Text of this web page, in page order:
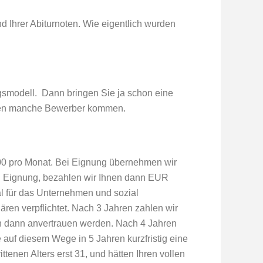
Ihrer Abiturnoten. Wie eigentlich wurden
Dann bringen Sie ja schon eine
manche Bewerber kommen.
pro Monat. Bei Eignung übernehmen wir
bezahlen wir Ihnen dann EUR
das Unternehmen und sozial
verpflichtet. Nach 3 Jahren zahlen wir
anvertrauen werden. Nach 4 Jahren
diesem Wege in 5 Jahren kurzfristig eine
Alters erst 31, und hätten Ihren vollen